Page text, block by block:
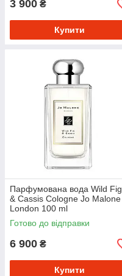
3 900 ₴
Купити
Парфумована вода Wild Fig
& Cassis Cologne Jo Malone
London 100 ml
Готово до відправки
6 900 ₴
Купити